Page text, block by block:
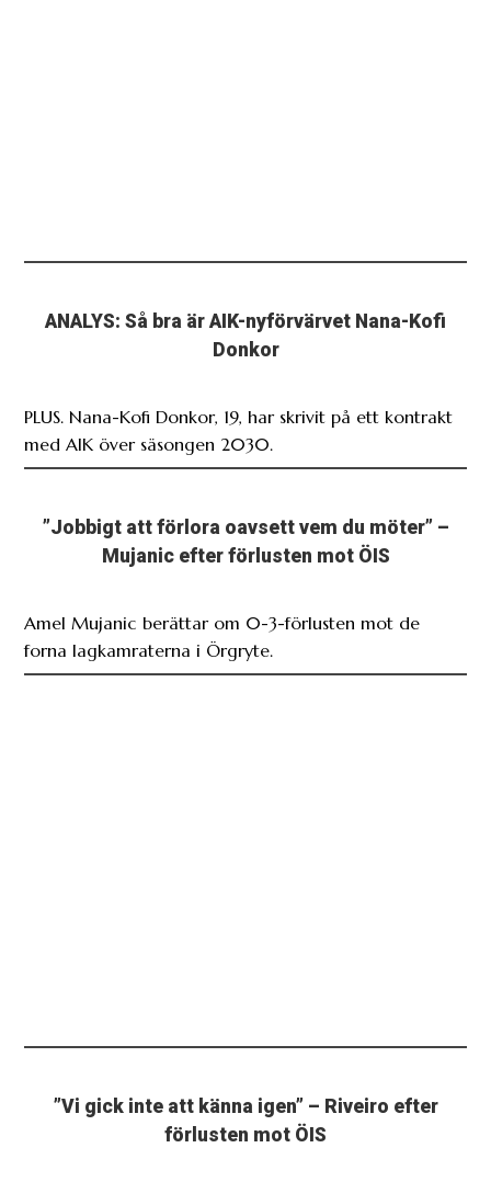
ANALYS: Så bra är AIK-nyförvärvet Nana-Kofi
Donkor
PLUS. Nana-Kofi Donkor, 19, har skrivit på ett kontrakt
med AIK över säsongen 2030.
”Jobbigt att förlora oavsett vem du möter” –
Mujanic efter förlusten mot ÖIS
Amel Mujanic berättar om 0-3-förlusten mot de
forna lagkamraterna i Örgryte.
”Vi gick inte att känna igen” – Riveiro efter
förlusten mot ÖIS